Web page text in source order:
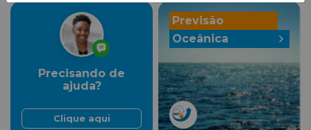
Previsão
Oceânica
Precisando de
ajuda?
Clique aqui